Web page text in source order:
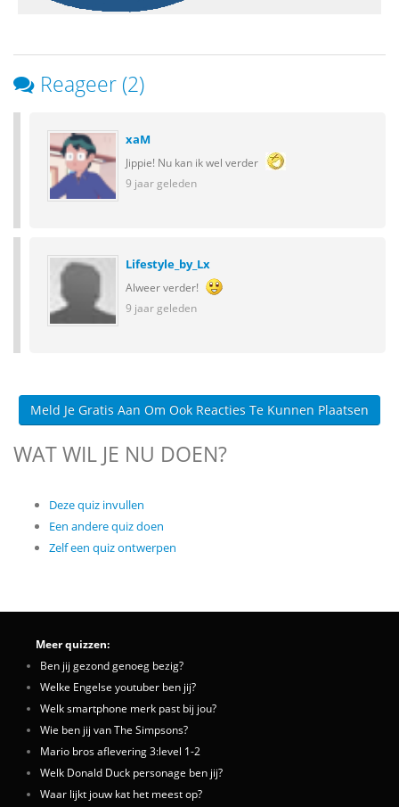
Reageer (2)
xaM
Jippie! Nu kan ik wel verder
9 jaar geleden
Lifestyle_by_Lx
Alweer verder!
9 jaar geleden
Meld Je Gratis Aan Om Ook Reacties Te Kunnen Plaatsen
WAT WIL JE NU DOEN?
Deze quiz invullen
Een andere quiz doen
Zelf een quiz ontwerpen
Meer quizzen:
Ben jij gezond genoeg bezig?
Welke Engelse youtuber ben jij?
Welk smartphone merk past bij jou?
Wie ben jij van The Simpsons?
Mario bros aflevering 3:level 1-2
Welk Donald Duck personage ben jij?
Waar lijkt jouw kat het meest op?